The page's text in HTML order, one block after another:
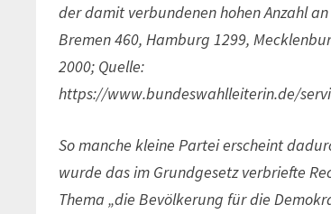
der damit verbundenen hohen Anzahl
Bremen 460, Hamburg 1299,
2000; Quelle:
https://www.bundeswahlleiterin.de/
So manche kleine Partei erscheint
wurde das im Grundgesetz verbriefte
Thema „die Bevölkerung für die